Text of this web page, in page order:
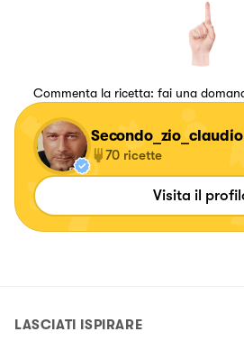
Commenta la ricetta: fai una
Secondo_zio_claudio
70 ricette
Visita il
LASCIATI ISPIRARE